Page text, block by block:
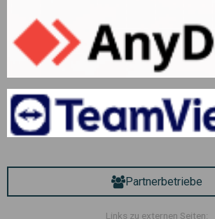
Partnerbetriebe
Links zu externen Seiten: